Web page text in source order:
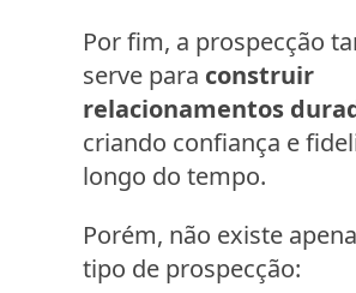
Por fim, a prospecção
serve para construir
relacionamentos
criando confiança e
longo do tempo.
Porém, não existe
tipo de prospecção: